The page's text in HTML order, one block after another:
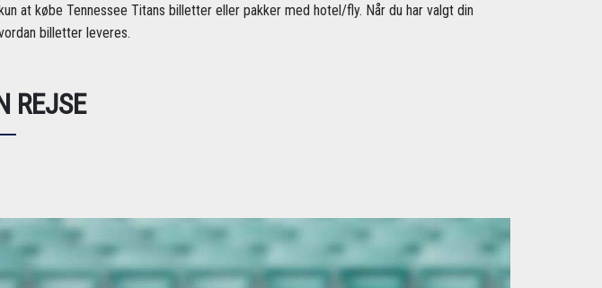
at købe Tennessee Titans billetter eller pakker med hotel/fly. Når du har valgt din
billetter leveres.